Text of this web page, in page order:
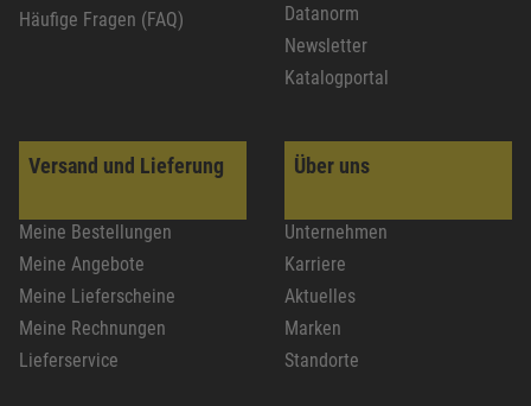
Häufige Fragen (FAQ)
Datanorm
Newsletter
Katalogportal
Versand und Lieferung
Meine Bestellungen
Meine Angebote
Meine Lieferscheine
Meine Rechnungen
Lieferservice
Über uns
Unternehmen
Karriere
Aktuelles
Marken
Standorte